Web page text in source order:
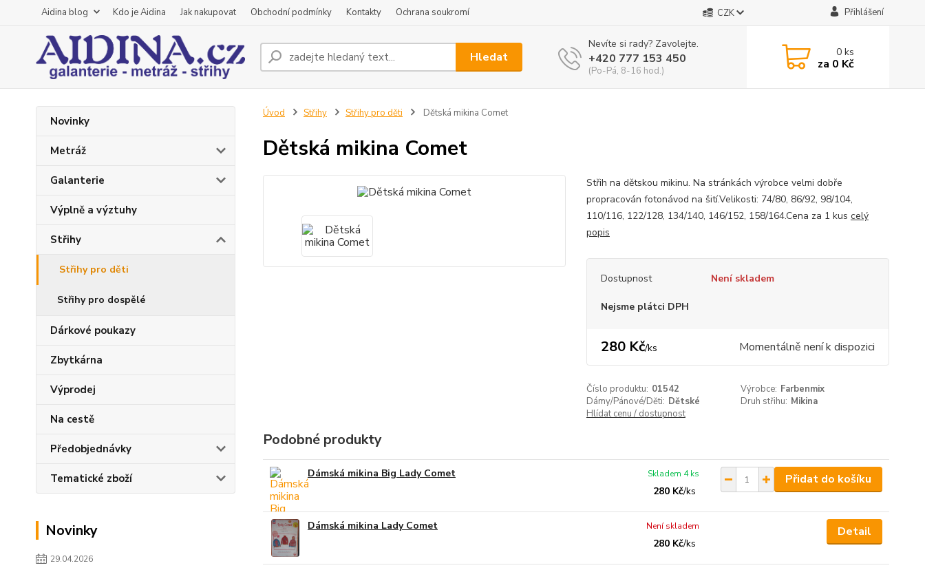
Aidina blog Kdo je Aidina Jak nakupovat Obchodní podmínky Kontakty Ochrana soukromí CZK Přihlášení
Hledat
Nevíte si rady? Zavolejte.
+420 777 153 450
(Po-Pá, 8-16 hod.)
0ks
za 0 Kč
Novinky
Metráž
Galanterie
Výplně a výztuhy
Střihy
Střihy pro děti
Střihy pro dospělé
Dárkové poukazy
Zbytkárna
Výprodej
Na cestě
Předobjednávky
Tematické zboží
Novinky
29.04.2026
Úvod Střihy Střihy pro děti Dětská mikina Comet
Dětská mikina Comet
Střih na dětskou mikinu. Na stránkách výrobce velmi dobře
propracován fotonávod na šití.Velikosti: 74/80, 86/92, 98/104,
110/116, 122/128, 134/140, 146/152, 158/164.Cena za 1 kus celý
popis
Dostupnost Není skladem
Nejsme plátci DPH
280 Kč/ks Momentálně není k dispozici
Číslo produktu: 01542 Výrobce: Farbenmix
Dámy/Pánové/Děti: Dětské Druh střihu: Mikina
Hlídat cenu / dostupnost
Podobné produkty
Dámská mikina Big Lady Comet
280 Kč/ks
Skladem 4 ks Přidat do košíku
Dámská mikina Lady Comet
280 Kč/ks
Není skladem Detail